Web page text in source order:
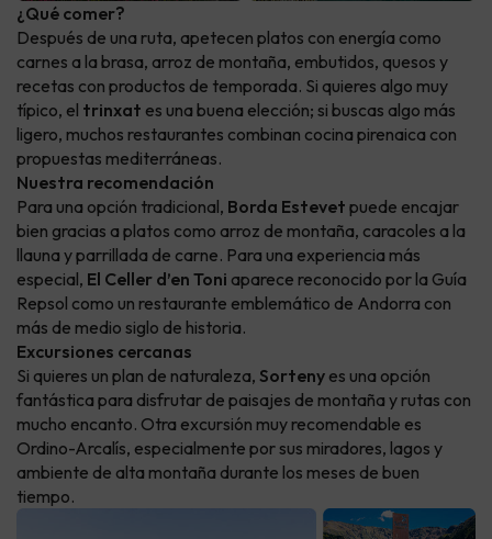
¿Qué comer?
Después de una ruta, apetecen platos con energía como
carnes a la brasa, arroz de montaña, embutidos, quesos y
recetas con productos de temporada. Si quieres algo muy
típico, el trinxat es una buena elección; si buscas algo más
ligero, muchos restaurantes combinan cocina pirenaica con
propuestas mediterráneas.
Nuestra recomendación
Para una opción tradicional, Borda Estevet puede encajar
bien gracias a platos como arroz de montaña, caracoles a la
llauna y parrillada de carne. Para una experiencia más
especial, El Celler d’en Toni aparece reconocido por la Guía
Repsol como un restaurante emblemático de Andorra con
más de medio siglo de historia.
Excursiones cercanas
Si quieres un plan de naturaleza, Sorteny es una opción
fantástica para disfrutar de paisajes de montaña y rutas con
mucho encanto. Otra excursión muy recomendable es
Ordino-Arcalís, especialmente por sus miradores, lagos y
ambiente de alta montaña durante los meses de buen
tiempo.